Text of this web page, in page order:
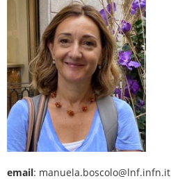
email: manuela.boscolo@lnf.infn.it